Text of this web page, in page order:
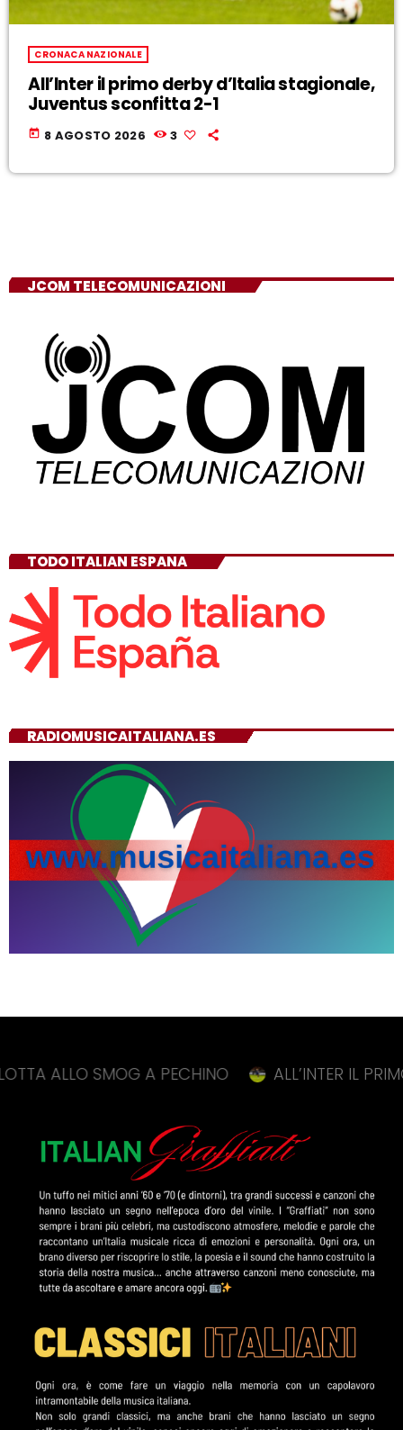
CRONACA NAZIONALE
All’Inter il primo derby d’Italia stagionale,
Juventus sconfitta 2-1
today 8 AGOSTO 2026 3
JCOM TELECOMUNICAZIONI
TODO ITALIAN ESPANA
RADIOMUSICAITALIANA.ES
SMOG A PECHINO ALL’INTER IL PRIMO DERBY